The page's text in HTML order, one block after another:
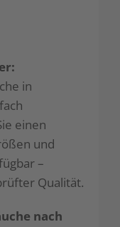
in
einen
und
–
Qualität.
nach